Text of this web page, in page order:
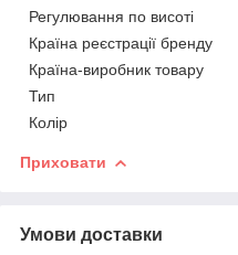
Регулювання по висоті
Країна реєстрації бренду
Країна-виробник товару
Тип
Колір
Приховати
Умови доставки